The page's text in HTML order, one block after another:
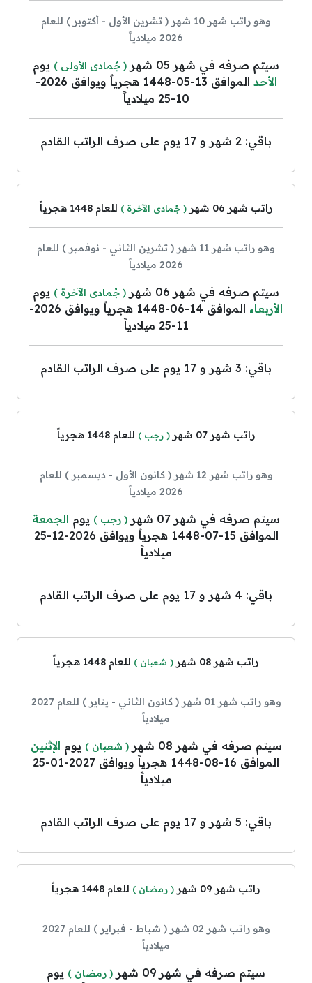
وهو راتب شهر 10 شهر ( تشرين الأول - أكتوبر ) للعام
2026 ميلادياً
سيتم صرفه في شهر 05 شهر ( جُمادى الأولى ) يوم
الأحد
الموافق 13-05-1448 هجرياً ويوافق 2026-
10-25 ميلادياً
باقي: 2 شهر و 17 يوم على صرف الراتب القادم
راتب شهر 06 شهر ( جُمادى الآخرة ) للعام 1448 هجرياً
وهو راتب شهر 11 شهر ( تشرين الثاني - نوفمبر ) للعام
2026 ميلادياً
سيتم صرفه في شهر 06 شهر ( جُمادى الآخرة ) يوم
الأربعاء
الموافق 14-06-1448 هجرياً ويوافق 2026-
11-25 ميلادياً
باقي: 3 شهر و 17 يوم على صرف الراتب القادم
راتب شهر 07 شهر ( رجب ) للعام 1448 هجرياً
وهو راتب شهر 12 شهر ( كانون الأول - ديسمبر ) للعام
2026 ميلادياً
سيتم صرفه في شهر 07 شهر ( رجب ) يوم الجمعة
الموافق 15-07-1448 هجرياً ويوافق 2026-12-25
ميلادياً
باقي: 4 شهر و 17 يوم على صرف الراتب القادم
راتب شهر 08 شهر ( شعبان ) للعام 1448 هجرياً
وهو راتب شهر 01 شهر ( كانون الثاني - يناير ) للعام 2027
ميلادياً
سيتم صرفه في شهر 08 شهر ( شعبان ) يوم الإثنين
الموافق 16-08-1448 هجرياً ويوافق 2027-01-25
ميلادياً
باقي: 5 شهر و 17 يوم على صرف الراتب القادم
راتب شهر 09 شهر ( رمضان ) للعام 1448 هجرياً
وهو راتب شهر 02 شهر ( شباط - فبراير ) للعام 2027
ميلادياً
سيتم صرفه في شهر 09 شهر ( رمضان ) يوم